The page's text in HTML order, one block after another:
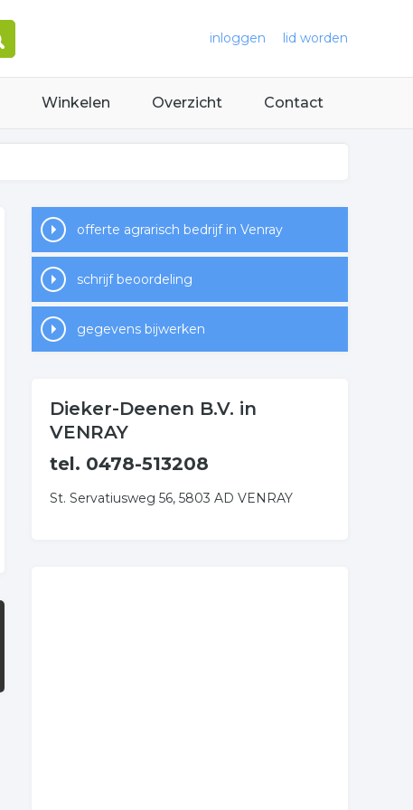
inloggen lid worden
Winkelen Overzicht Contact
offerte agrarisch bedrijf in Venray
schrijf beoordeling
gegevens bijwerken
Dieker-Deenen B.V. in
VENRAY
tel. 0478-513208
St. Servatiusweg 56, 5803 AD VENRAY